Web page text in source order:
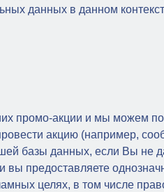
данных в данном
промо-акции и мы можем
акцию (например,
базы данных, если Вы не
предоставляете
целях, в том числе